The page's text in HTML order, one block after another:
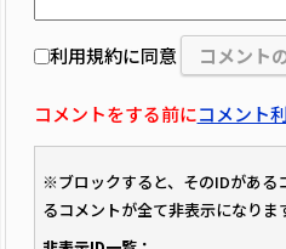
利用規約に同意
コメントをする前にコメント
※ブロックすると、そのIDがある
るコメントが全て非表示になりま